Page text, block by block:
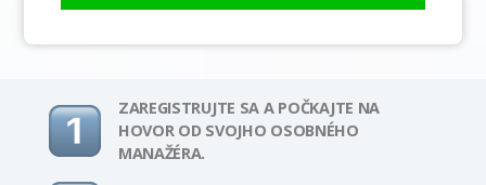
ZAREGISTRUJTE SA A POČKAJTE NA
HOVOR OD SVOJHO OSOBNÉHO
MANAŽÉRA.